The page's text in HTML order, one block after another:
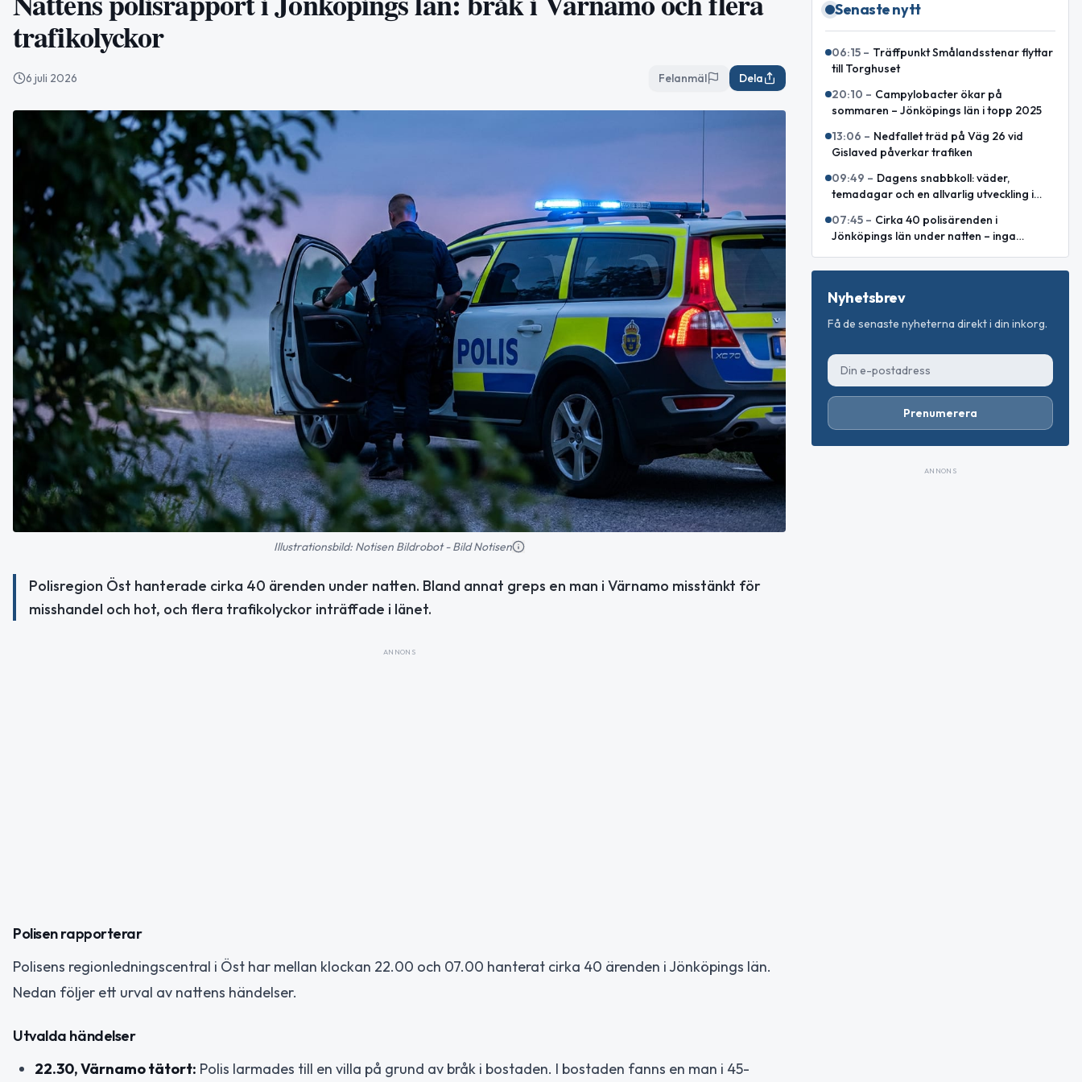
trafikolyckor
6 juli 2026 Felanmäl Dela
Illustrationsbild: Notisen Bildrobot - Bild Notisen
Polisregion Öst hanterade cirka 40 ärenden under natten. Bland annat greps en man i Värnamo misstänkt för
misshandel och hot, och flera trafikolyckor inträffade i länet.
ANNONS
Polisen rapporterar
Polisens regionledningscentral i Öst har mellan klockan 22.00 och 07.00 hanterat cirka 40 ärenden i Jönköpings län.
Nedan följer ett urval av nattens händelser.
Utvalda händelser
22.30, Värnamo tätort: Polis larmades till en villa på grund av bråk i bostaden. I bostaden fanns en man i 45-
Senaste nytt
06:15 – Träffpunkt Smålandsstenar flyttar
till Torghuset
20:10 – Campylobacter ökar på
sommaren – Jönköpings län i topp 2025
13:06 – Nedfallet träd på Väg 26 vid
Gislaved påverkar trafiken
09:49 – Dagens snabbkoll: väder,
temadagar och en allvarlig utveckling i
07:45 – Cirka 40 polisärenden i
Jönköpings län under natten – inga
Nyhetsbrev
Få de senaste nyheterna direkt i din inkorg.
Prenumerera
ANNONS